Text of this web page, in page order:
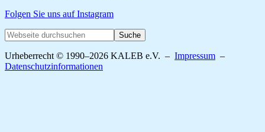
Folgen Sie uns auf Instagram
Webseite
durchsuchen
Urheberrecht © 1990–2026 KALEB e.V. – Impressum –
Datenschutzinformationen